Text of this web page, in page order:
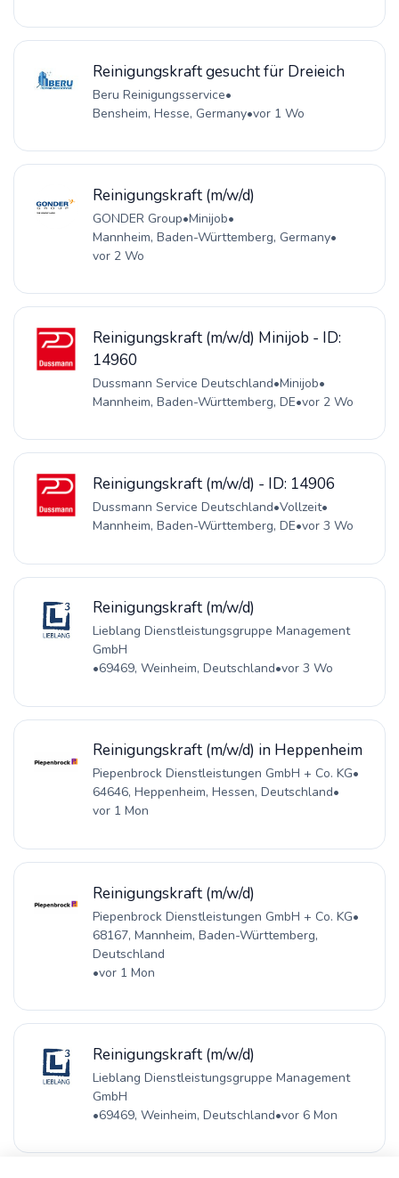
Reinigungskraft gesucht für Dreieich
Beru Reinigungsservice•
Bensheim, Hesse, Germany•vor 1 Wo
Reinigungskraft (m/w/d)
GONDER Group•Minijob•
Mannheim, Baden-Württemberg, Germany•
vor 2 Wo
Reinigungskraft (m/w/d) Minijob - ID:
14960
Dussmann Service Deutschland•Minijob•
Mannheim, Baden-Württemberg, DE•vor 2 Wo
Reinigungskraft (m/w/d) - ID: 14906
Dussmann Service Deutschland•Vollzeit•
Mannheim, Baden-Württemberg, DE•vor 3 Wo
Reinigungskraft (m/w/d)
Lieblang Dienstleistungsgruppe Management
GmbH
•69469, Weinheim, Deutschland•vor 3 Wo
Reinigungskraft (m/w/d) in Heppenheim
Piepenbrock Dienstleistungen GmbH + Co. KG•
64646, Heppenheim, Hessen, Deutschland•
vor 1 Mon
Reinigungskraft (m/w/d)
Piepenbrock Dienstleistungen GmbH + Co. KG•
68167, Mannheim, Baden-Württemberg,
Deutschland
•vor 1 Mon
Reinigungskraft (m/w/d)
Lieblang Dienstleistungsgruppe Management
GmbH
•69469, Weinheim, Deutschland•vor 6 Mon